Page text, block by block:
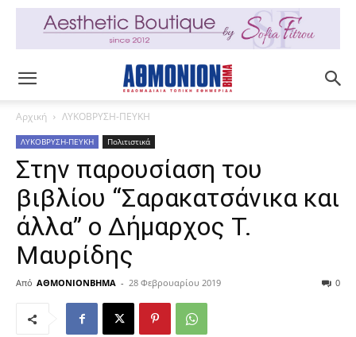
Αρχική ΛΥΚΟΒΡΥΣΗ-ΠΕΥΚΗ
ΛΥΚΟΒΡΥΣΗ-ΠΕΥΚΗ Πολιτιστικά
Στην παρουσίαση του
βιβλίου “Σαρακατσάνικα και
άλλα” ο Δήμαρχος T.
Mαυρίδης
Από ΑΘΜΟΝΙΟΝΒΗΜΑ - 28 Φεβρουαρίου 2019 0